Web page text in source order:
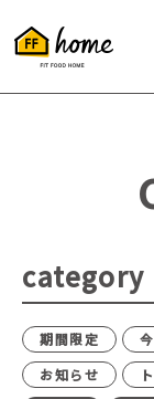
category
期間限定
お知らせ